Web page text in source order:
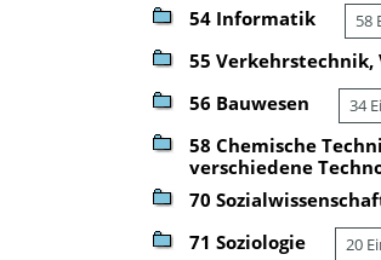
54 Informatik 58
55 Verkehrstechnik,
56 Bauwesen 34
58 Chemische
verschiedene
70
71 Soziologie 20